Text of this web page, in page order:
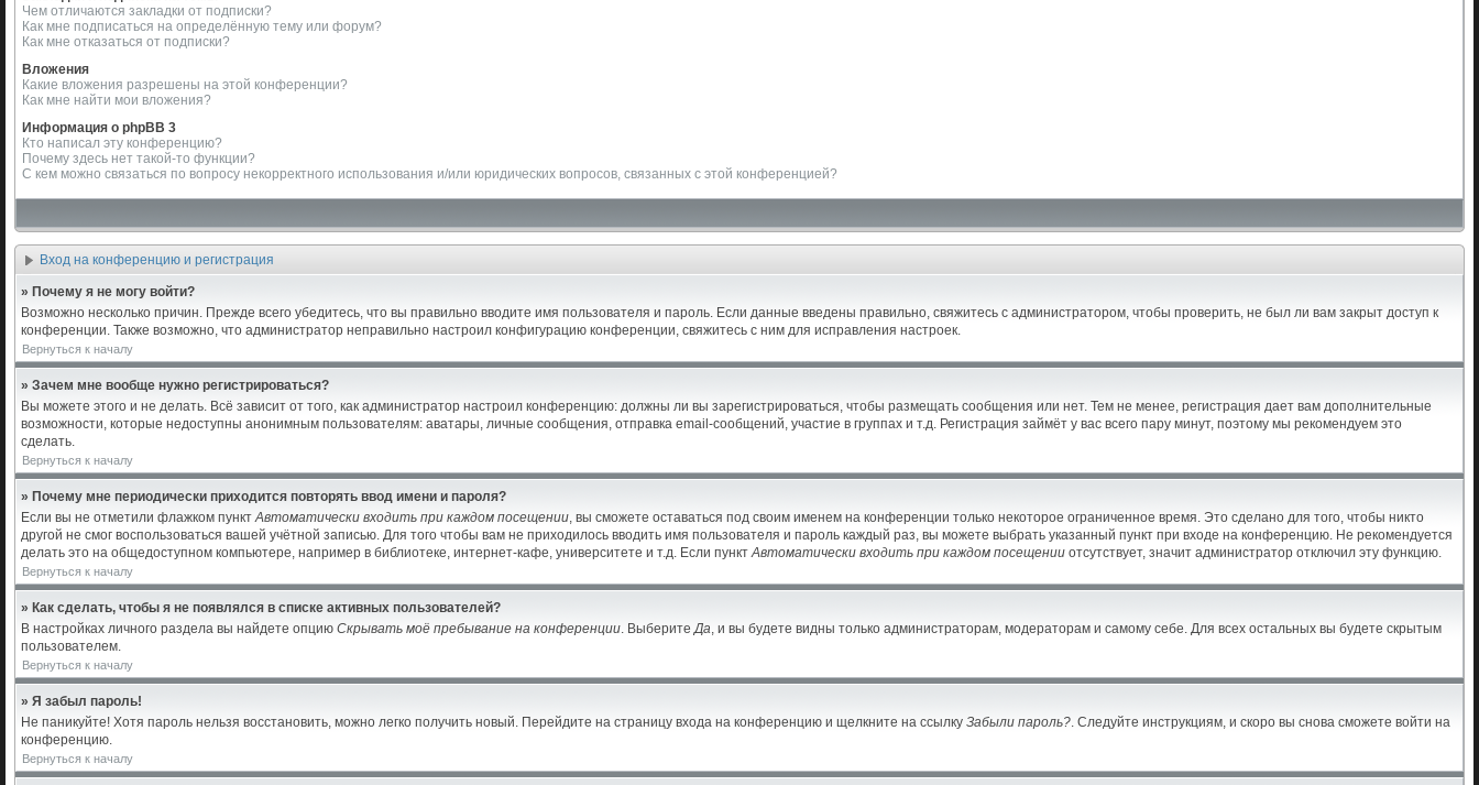
Чем отличаются закладки от подписки?
Как мне подписаться на определённую тему или форум?
Как мне отказаться от подписки?
Вложения
Какие вложения разрешены на этой конференции?
Как мне найти мои вложения?
Информация о phpBB 3
Кто написал эту конференцию?
Почему здесь нет такой-то функции?
С кем можно связаться по вопросу некорректного использования и/или юридических вопросов, связанных с этой конференцией?
Вход на конференцию и регистрация
» Почему я не могу войти?
Возможно несколько причин. Прежде всего убедитесь, что вы правильно вводите имя пользователя и пароль. Если данные введены правильно, свяжитесь с администратором, чтобы проверить, не был ли вам закрыт доступ к
конференции. Также возможно, что администратор неправильно настроил конфигурацию конференции, свяжитесь с ним для исправления настроек.
Вернуться к началу
» Зачем мне вообще нужно регистрироваться?
Вы можете этого и не делать. Всё зависит от того, как администратор настроил конференцию: должны ли вы зарегистрироваться, чтобы размещать сообщения или нет. Тем не менее, регистрация дает вам дополнительные
возможности, которые недоступны анонимным пользователям: аватары, личные сообщения, отправка email-сообщений, участие в группах и т.д. Регистрация займёт у вас всего пару минут, поэтому мы рекомендуем это
сделать.
Вернуться к началу
» Почему мне периодически приходится повторять ввод имени и пароля?
Если вы не отметили флажком пунктАвтоматически входить при каждом посещении, вы сможете оставаться под своим именем на конференции только некоторое ограниченное время. Это сделано для того, чтобы никто
другой не смог воспользоваться вашей учётной записью. Для того чтобы вам не приходилось вводить имя пользователя и пароль каждый раз, вы можете выбрать указанный пункт при входе на конференцию. Не рекомендуется
делать это на общедоступном компьютере, например в библиотеке, интернет-кафе, университете и т.д. Если пунктАвтоматически входить при каждом посещении отсутствует, значит администратор отключил эту функцию.
Вернуться к началу
» Как сделать, чтобы я не появлялся в списке активных пользователей?
В настройках личного раздела вы найдете опцию Скрывать моё пребывание на конференции. ВыберитеДа, и вы будете видны только администраторам, модераторам и самому себе. Для всех остальных вы будете скрытым
пользователем.
Вернуться к началу
» Я забыл пароль!
Не паникуйте! Хотя пароль нельзя восстановить, можно легко получить новый. Перейдите на страницу входа на конференцию и щелкните на ссылку Забыли пароль?. Следуйте инструкциям, и скоро вы снова сможете войти на
конференцию.
Вернуться к началу